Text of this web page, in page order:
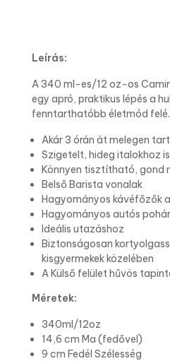
Leírás:
A 340 ml-es/12 oz-os
egy apró, praktikus lépés a
fenntarthatóbb életmód felé.
Akár 3 órán át melegen
Szigetelt, hideg italokhoz
Könnyen tisztítható, gond
Belső Barista vonalak
Hagyományos kávéfőzők
Hagyományos autós
Ideális utazáshoz
Biztonságosan
kisgyermekek közelében
A Külső felület hűvös
Méretek:
340ml/12oz
14,6 cm Ma (fedővel)
9 cm Fedél Szélesség